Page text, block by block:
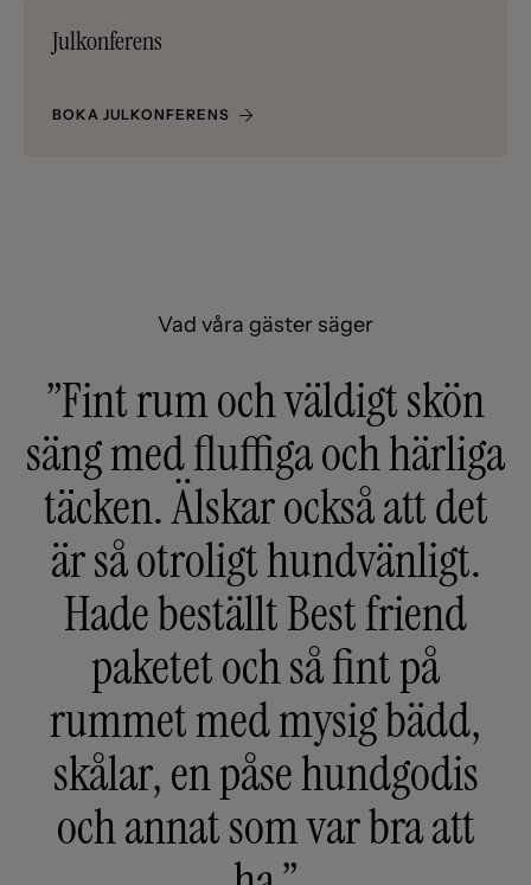
Julkonferens
BOKA JULKONFERENS
Vad våra gäster säger
”Fint rum och väldigt skön
säng med fluffiga och härliga
täcken. Älskar också att det
är så otroligt hundvänligt.
Hade beställt Best friend
paketet och så fint på
rummet med mysig bädd,
skålar, en påse hundgodis
och annat som var bra att